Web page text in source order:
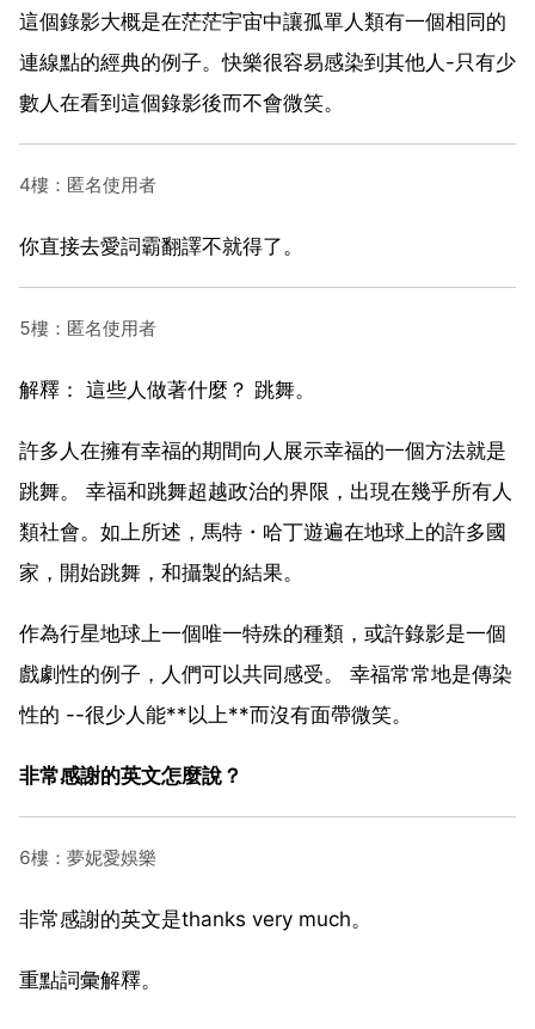
這個錄影大概是在茫茫宇宙中讓孤單人類有一個相同的
連線點的經典的例子。快樂很容易感染到其他人-只有少
數人在看到這個錄影後而不會微笑。
4樓：匿名使用者
你直接去愛詞霸翻譯不就得了。
5樓：匿名使用者
解釋： 這些人做著什麼？ 跳舞。
許多人在擁有幸福的期間向人展示幸福的一個方法就是
跳舞。 幸福和跳舞超越政治的界限，出現在幾乎所有人
類社會。如上所述，馬特・哈丁遊遍在地球上的許多國
家，開始跳舞，和攝製的結果。
作為行星地球上一個唯一特殊的種類，或許錄影是一個
戲劇性的例子，人們可以共同感受。 幸福常常地是傳染
性的 --很少人能**以上**而沒有面帶微笑。
非常感謝的英文怎麼說？
6樓：夢妮愛娛樂
非常感謝的英文是thanks very much。
重點詞彙解釋。